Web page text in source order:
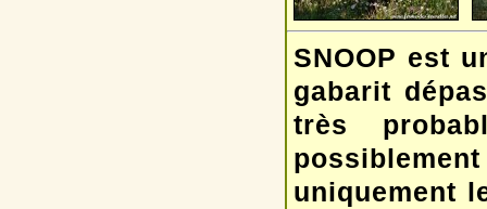
SNOOP est
gabarit
très
uniquement